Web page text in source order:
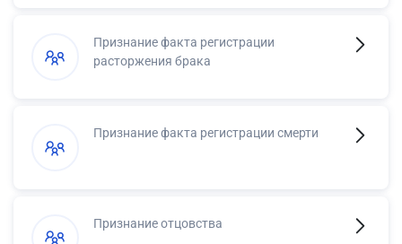
Признание факта регистрации
расторжения брака
Признание факта регистрации смерти
Признание отцовства